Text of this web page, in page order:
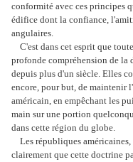
conformité avec ces principes
édifice dont la confiance,
angulaires.
C'est dans cet esprit que
profonde compréhension de la
depuis plus d'un siècle. Elles
encore, pour but, de maintenir
américain, en empêchant les
main sur une portion
dans cette région du globe.
Les républiques américaines,
clairement que cette doctrine